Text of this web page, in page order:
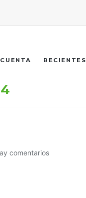
RECIENTES
comentarios